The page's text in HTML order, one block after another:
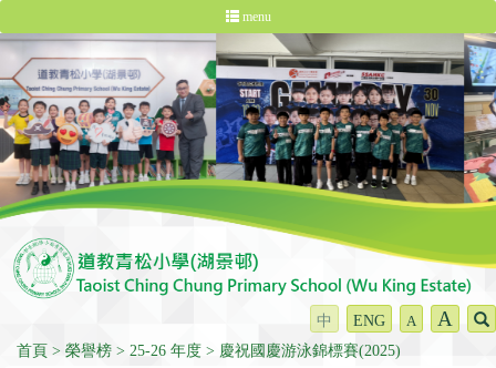
menu
中 ENG A A
首頁 榮譽榜 25-26 年度 慶祝國慶游泳錦標賽(2025)